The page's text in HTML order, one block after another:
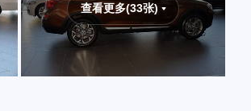
查看更多(33张)